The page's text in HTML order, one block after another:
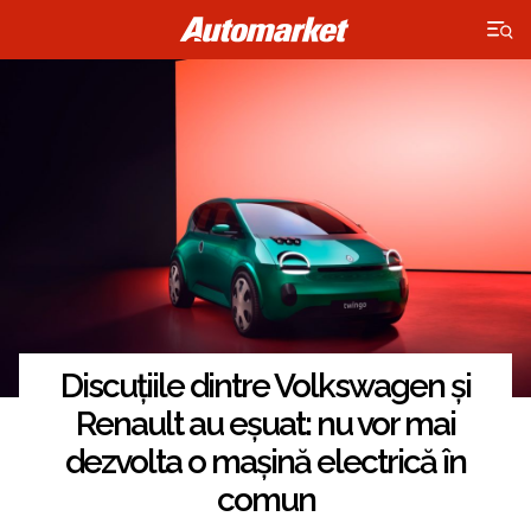
×
Discuțiile dintre Volkswagen și
Renault au eșuat: nu vor mai
dezvolta o mașină electrică în
comun